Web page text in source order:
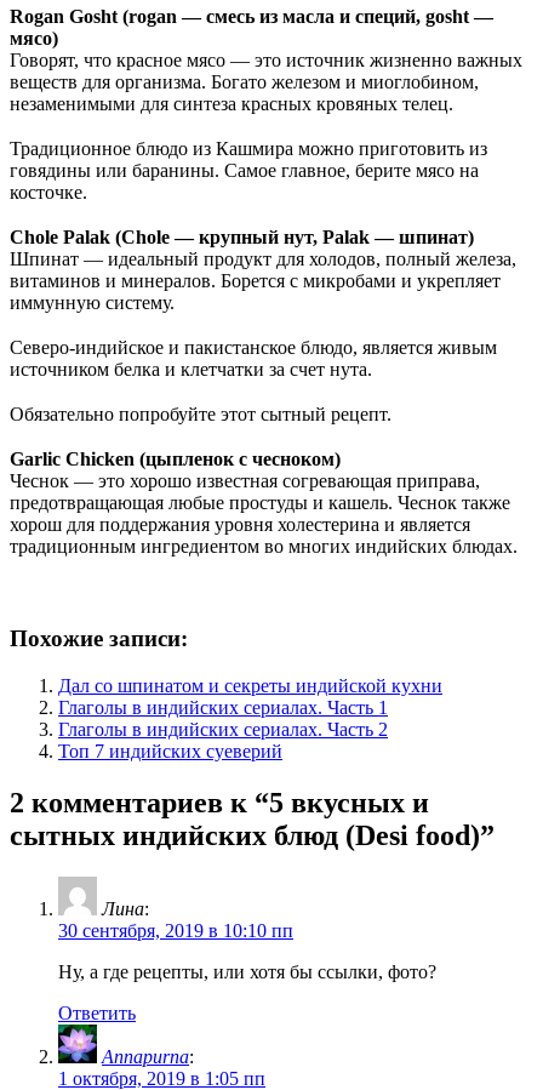
Rogan Gosht (rogan — смесь из масла и специй, gosht —
мясо)
Говорят, что красное мясо — это источник жизненно важных
веществ для организма. Богато железом и миоглобином,
незаменимыми для синтеза красных кровяных телец.
Традиционное блюдо из Кашмира можно приготовить из
говядины или баранины. Самое главное, берите мясо на
косточке.
Chole Palak (Chole — крупный нут, Palak — шпинат)
Шпинат — идеальный продукт для холодов, полный железа,
витаминов и минералов. Борется с микробами и укрепляет
иммунную систему.
Северо-индийское и пакистанское блюдо, является живым
источником белка и клетчатки за счет нута.
Обязательно попробуйте этот сытный рецепт.
Garlic Chicken (цыпленок с чесноком)
Чеснок — это хорошо известная согревающая приправа,
предотвращающая любые простуды и кашель. Чеснок также
хорош для поддержания уровня холестерина и является
традиционным ингредиентом во многих индийских блюдах.
Похожие записи:
Дал со шпинатом и секреты индийской кухни
Глаголы в индийских сериалах. Часть 1
Глаголы в индийских сериалах. Часть 2
Топ 7 индийских суеверий
2 комментариев к “5 вкусных и
сытных индийских блюд (Desi food)”
Лина:
30 сентября, 2019 в 10:10 пп
Ну, а где рецепты, или хотя бы ссылки, фото?
Ответить
Annapurna:
1 октября, 2019 в 1:05 пп